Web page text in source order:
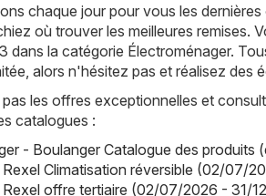
chaque jour pour vous les
où trouver les meilleures remises.
dans la catégorie Électroménager.
alors n'hésitez pas et réalisez des
les offres exceptionnelles et
catalogues :
- Boulanger Catalogue des produits
Climatisation réversible (02/07/
Rexel offre tertiaire (02/07/2026 - 31/